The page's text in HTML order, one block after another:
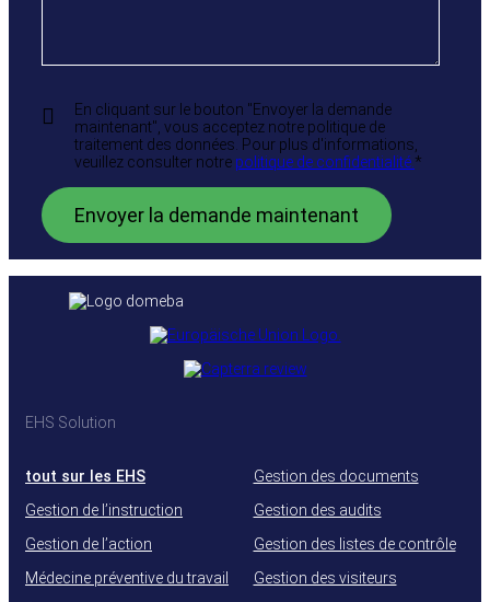
En cliquant sur le bouton "Envoyer la demande
maintenant", vous acceptez notre politique de
traitement des données. Pour plus d'informations,
veuillez consulter notre politique de confidentialité.*
EHS Solution
tout sur les EHS
Gestion de l’instruction
Gestion de l’action
Médecine préventive du travail
Gestion des documents
Gestion des audits
Gestion des listes de contrôle
Gestion des visiteurs